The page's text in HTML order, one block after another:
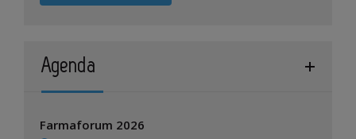
Agenda
Farmaforum 2026